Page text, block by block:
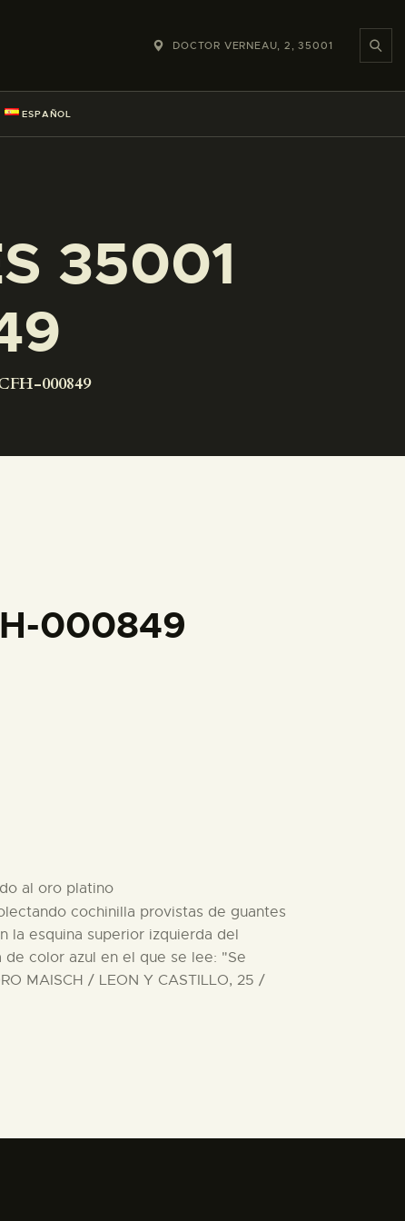
DOCTOR VERNEAU, 2, 35001
ESPAÑOL
35001
000849
000849
al oro platino
cochinilla provistas de guantes
la esquina superior izquierda del
color azul en el que se lee: "Se
MAISCH / LEON Y CASTILLO, 25 /